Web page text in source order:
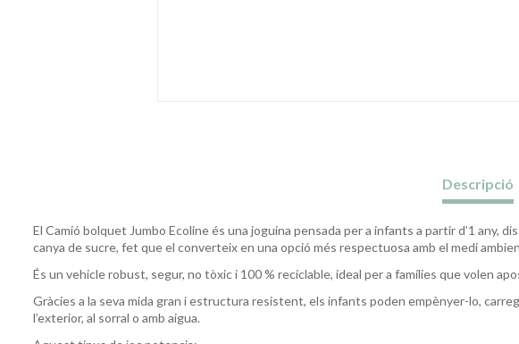
Descripció
El Camió bolquet Jumbo Ecoline és una joguina pensada per a infants a partir d’1 any,
canya de sucre, fet que el converteix en una opció més respectuosa amb el medi
És un vehicle robust, segur, no tòxic i 100 % reciclable, ideal per a famílies que volen
Gràcies a la seva mida gran i estructura resistent, els infants poden empènyer-lo,
l’exterior, al sorral o amb aigua.